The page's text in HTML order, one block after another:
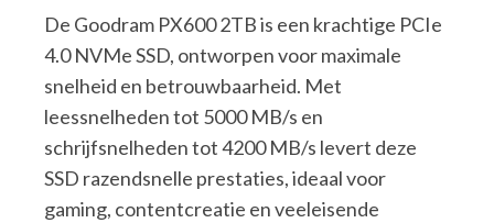
De Goodram PX600 2TB is een krachtige PCIe
4.0 NVMe SSD, ontworpen voor maximale
snelheid en betrouwbaarheid. Met
leessnelheden tot 5000 MB/s en
schrijfsnelheden tot 4200 MB/s levert deze
SSD razendsnelle prestaties, ideaal voor
gaming, contentcreatie en veeleisende